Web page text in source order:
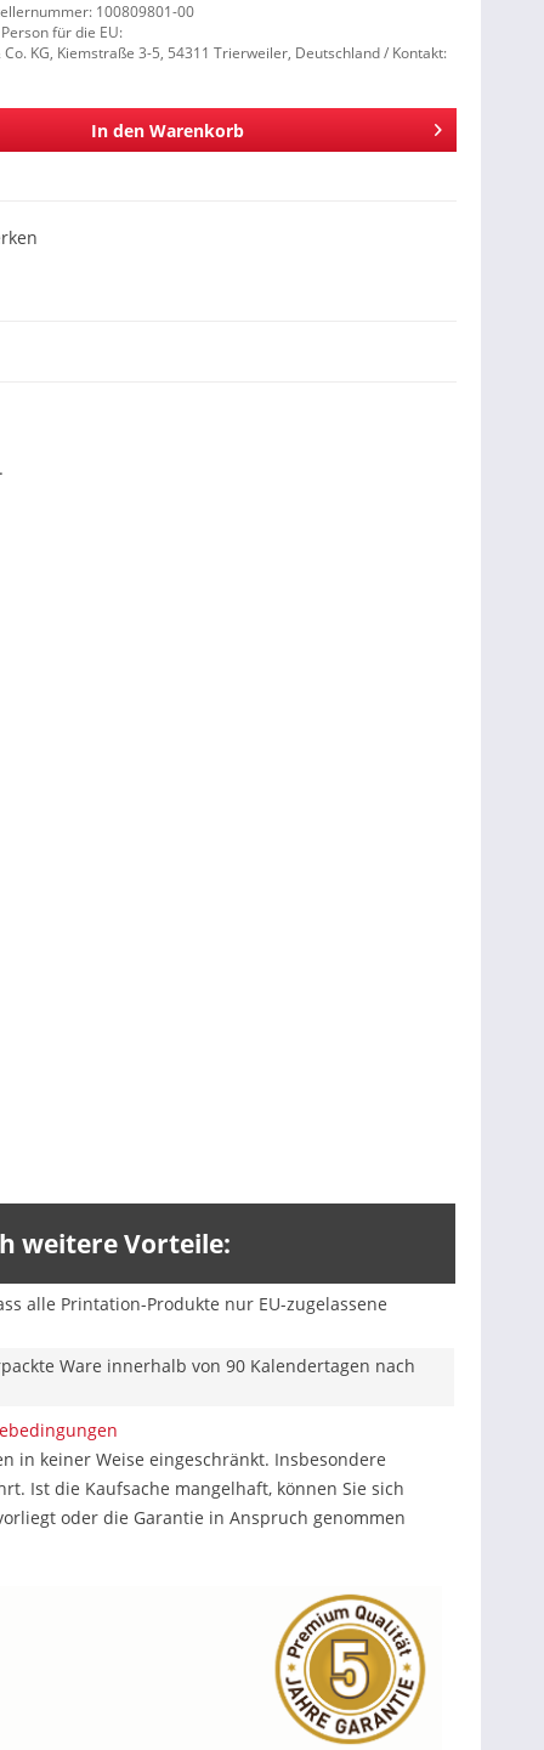
100809801-00
für die EU:
KG, Kiemstraße 3-5, 54311 Trierweiler, Deutschland / Kontakt:
In den Warenkorb
weitere Vorteile:
alle Printation-Produkte nur EU-zugelassene
Ware innerhalb von 90 Kalendertagen nach
in keiner Weise eingeschränkt. Insbesondere
Ist die Kaufsache mangelhaft, können Sie sich
oder die Garantie in Anspruch genommen